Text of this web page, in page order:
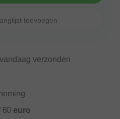
toevoegen
verzonden
60 euro